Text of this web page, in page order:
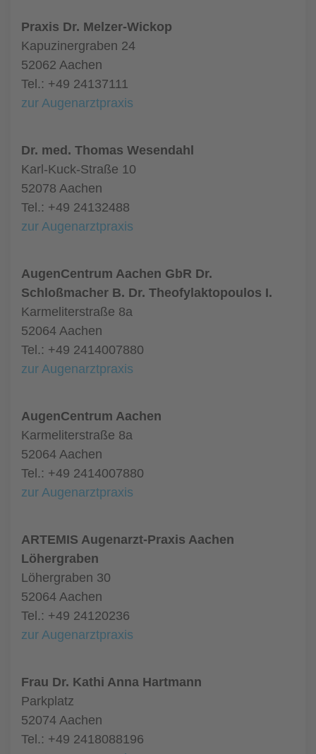
Praxis Dr. Melzer-Wickop
Kapuzinergraben 24
52062 Aachen
Tel.: +49 24137111
zur Augenarztpraxis
Dr. med. Thomas Wesendahl
Karl-Kuck-Straße 10
52078 Aachen
Tel.: +49 24132488
zur Augenarztpraxis
AugenCentrum Aachen GbR Dr.
Schloßmacher B. Dr. Theofylaktopoulos I.
Karmeliterstraße 8a
52064 Aachen
Tel.: +49 2414007880
zur Augenarztpraxis
AugenCentrum Aachen
Karmeliterstraße 8a
52064 Aachen
Tel.: +49 2414007880
zur Augenarztpraxis
ARTEMIS Augenarzt-Praxis Aachen
Löhergraben
Löhergraben 30
52064 Aachen
Tel.: +49 24120236
zur Augenarztpraxis
Frau Dr. Kathi Anna Hartmann
Parkplatz
52074 Aachen
Tel.: +49 2418088196